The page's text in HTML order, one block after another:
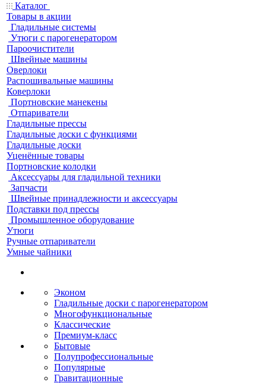
Каталог
Товары в акции
Гладильные системы
Утюги с парогенератором
Пароочистители
Швейные машины
Оверлоки
Распошивальные машины
Коверлоки
Портновские манекены
Отпариватели
Гладильные прессы
Гладильные доски с функциями
Гладильные доски
Уценённые товары
Портновские колодки
Аксессуары для гладильной техники
Запчасти
Швейные принадлежности и аксессуары
Подставки под прессы
Промышленное оборудование
Утюги
Ручные отпариватели
Умные чайники
Эконом
Гладильные доски с парогенератором
Многофункциональные
Классические
Премиум-класс
Бытовые
Полупрофессиональные
Популярные
Гравитационные